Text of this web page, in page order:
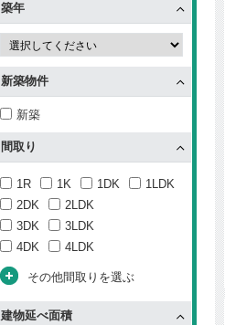
築年
新築物件
新築
間取り
1R 1K 1DK
1LDK
2DK
2LDK
3DK
3LDK
4DK
4LDK
その他間取りを選ぶ
建物延べ面積